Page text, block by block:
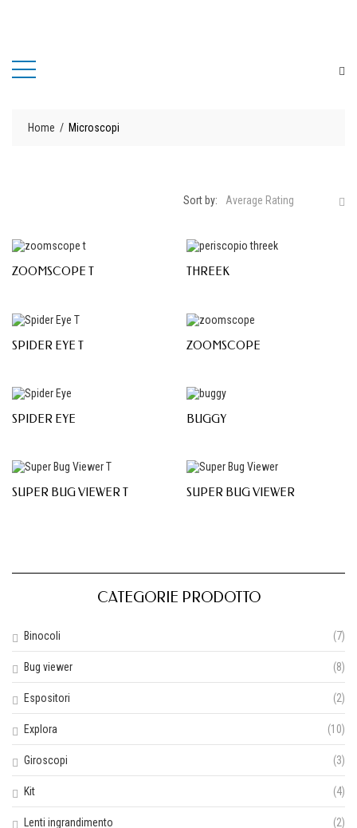
Home Microscopi
Sort by: Average Rating
ZOOMSCOPE T THREEK
SPIDER EYE T ZOOMSCOPE
SPIDER EYE BUGGY
SUPER BUG VIEWER T SUPER BUG VIEWER
CATEGORIE PRODOTTO
Binocoli (7)
Bug viewer (8)
Espositori (2)
Explora (10)
Giroscopi (3)
Kit (4)
Lenti ingrandimento (2)